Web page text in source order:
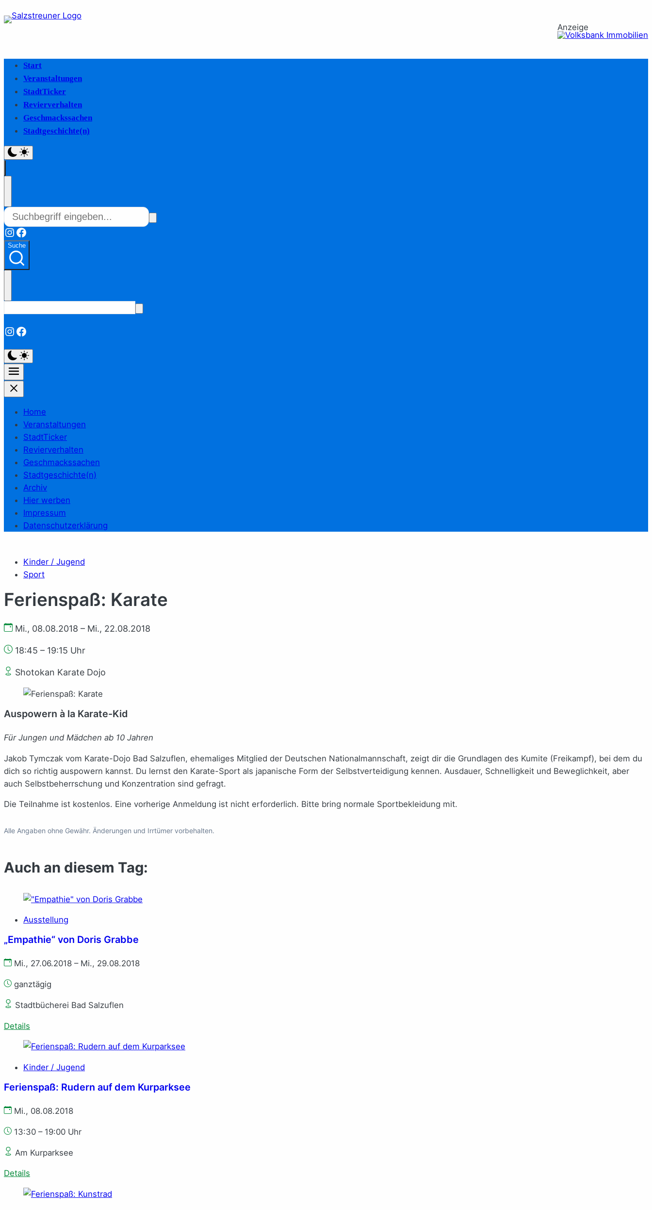
Anzeige
Start
Veranstaltungen
StadtTicker
Revierverhalten
Geschmackssachen
Stadtgeschichte(n)
Instagram
Facebook
Suche
Instagram
Facebook
Home
Veranstaltungen
StadtTicker
Revierverhalten
Geschmackssachen
Stadtgeschichte(n)
Archiv
Hier werben
Impressum
Datenschutzerklärung
Kinder / Jugend
Sport
Ferienspaß: Karate
Mi., 08.08.2018 – Mi., 22.08.2018
18:45 – 19:15 Uhr
Shotokan Karate Dojo
Auspowern à la Karate-Kid
Für Jungen und Mädchen ab 10 Jahren
Jakob Tymczak vom Karate-Dojo Bad Salzuflen, ehemaliges Mitglied der Deutschen Nationalmannschaft, zeigt dir die Grundlagen des Kumite (Freikampf), bei dem du
dich so richtig auspowern kannst. Du lernst den Karate-Sport als japanische Form der Selbstverteidigung kennen. Ausdauer, Schnelligkeit und Beweglichkeit, aber
auch Selbstbeherrschung und Konzentration sind gefragt.
Die Teilnahme ist kostenlos. Eine vorherige Anmeldung ist nicht erforderlich. Bitte bring normale Sportbekleidung mit.
Alle Angaben ohne Gewähr. Änderungen und Irrtümer vorbehalten.
Auch an diesem Tag:
Ausstellung
„Empathie“ von Doris Grabbe
Mi., 27.06.2018 – Mi., 29.08.2018
ganztägig
Stadtbücherei Bad Salzuflen
Details
Kinder / Jugend
Ferienspaß: Rudern auf dem Kurparksee
Mi., 08.08.2018
13:30 – 19:00 Uhr
Am Kurparksee
Details